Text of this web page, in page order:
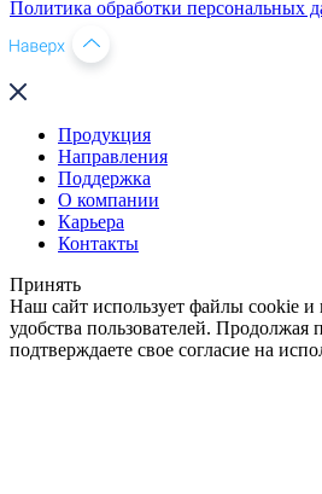
Политика обработки персональных
Продукция
Направления
Поддержка
О компании
Карьера
Контакты
Принять
Наш сайт использует файлы cookie и
удобства пользователей. Продолжая
подтверждаете свое согласие на